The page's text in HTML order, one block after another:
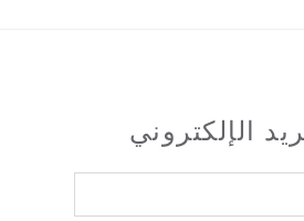
الإلكتروني